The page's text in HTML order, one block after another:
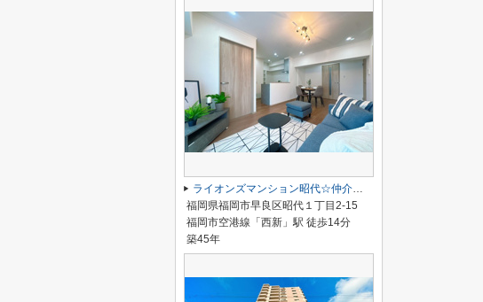
ライオンズマンション昭代☆仲介手数料無料☆
福岡県福岡市早良区昭代１丁目2-15
福岡市空港線「西新」駅 徒歩14分
築45年